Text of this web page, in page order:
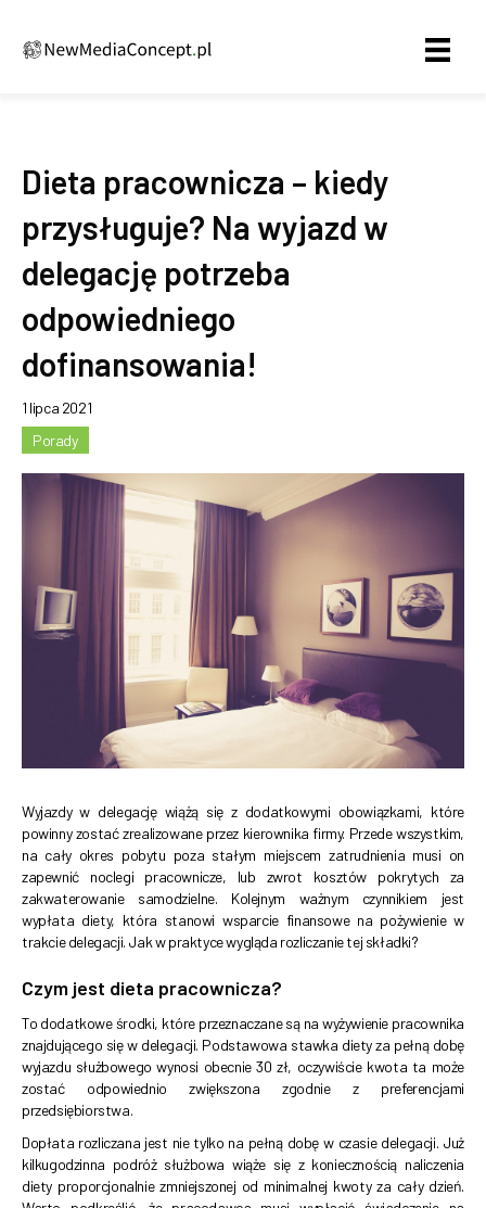
Dieta pracownicza – kiedy
przysługuje? Na wyjazd w
delegację potrzeba
odpowiedniego
dofinansowania!
1 lipca 2021
Porady
Wyjazdy w delegację wiążą się z dodatkowymi obowiązkami, które
powinny zostać zrealizowane przez kierownika firmy. Przede wszystkim,
na cały okres pobytu poza stałym miejscem zatrudnienia musi on
zapewnić noclegi pracownicze, lub zwrot kosztów pokrytych za
zakwaterowanie samodzielne. Kolejnym ważnym czynnikiem jest
wypłata diety, która stanowi wsparcie finansowe na pożywienie w
trakcie delegacji. Jak w praktyce wygląda rozliczanie tej składki?
Czym jest dieta pracownicza?
To dodatkowe środki, które przeznaczane są na wyżywienie pracownika
znajdującego się w delegacji. Podstawowa stawka diety za pełną dobę
wyjazdu służbowego wynosi obecnie 30 zł, oczywiście kwota ta może
zostać odpowiednio zwiększona zgodnie z preferencjami
przedsiębiorstwa.
Dopłata rozliczana jest nie tylko na pełną dobę w czasie delegacji. Już
kilkugodzinna podróż służbowa wiąże się z koniecznością naliczenia
diety proporcjonalnie zmniejszonej od minimalnej kwoty za cały dzień.